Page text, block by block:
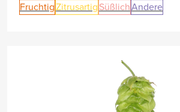
FruchtigZitrusartig SüßlichAndere